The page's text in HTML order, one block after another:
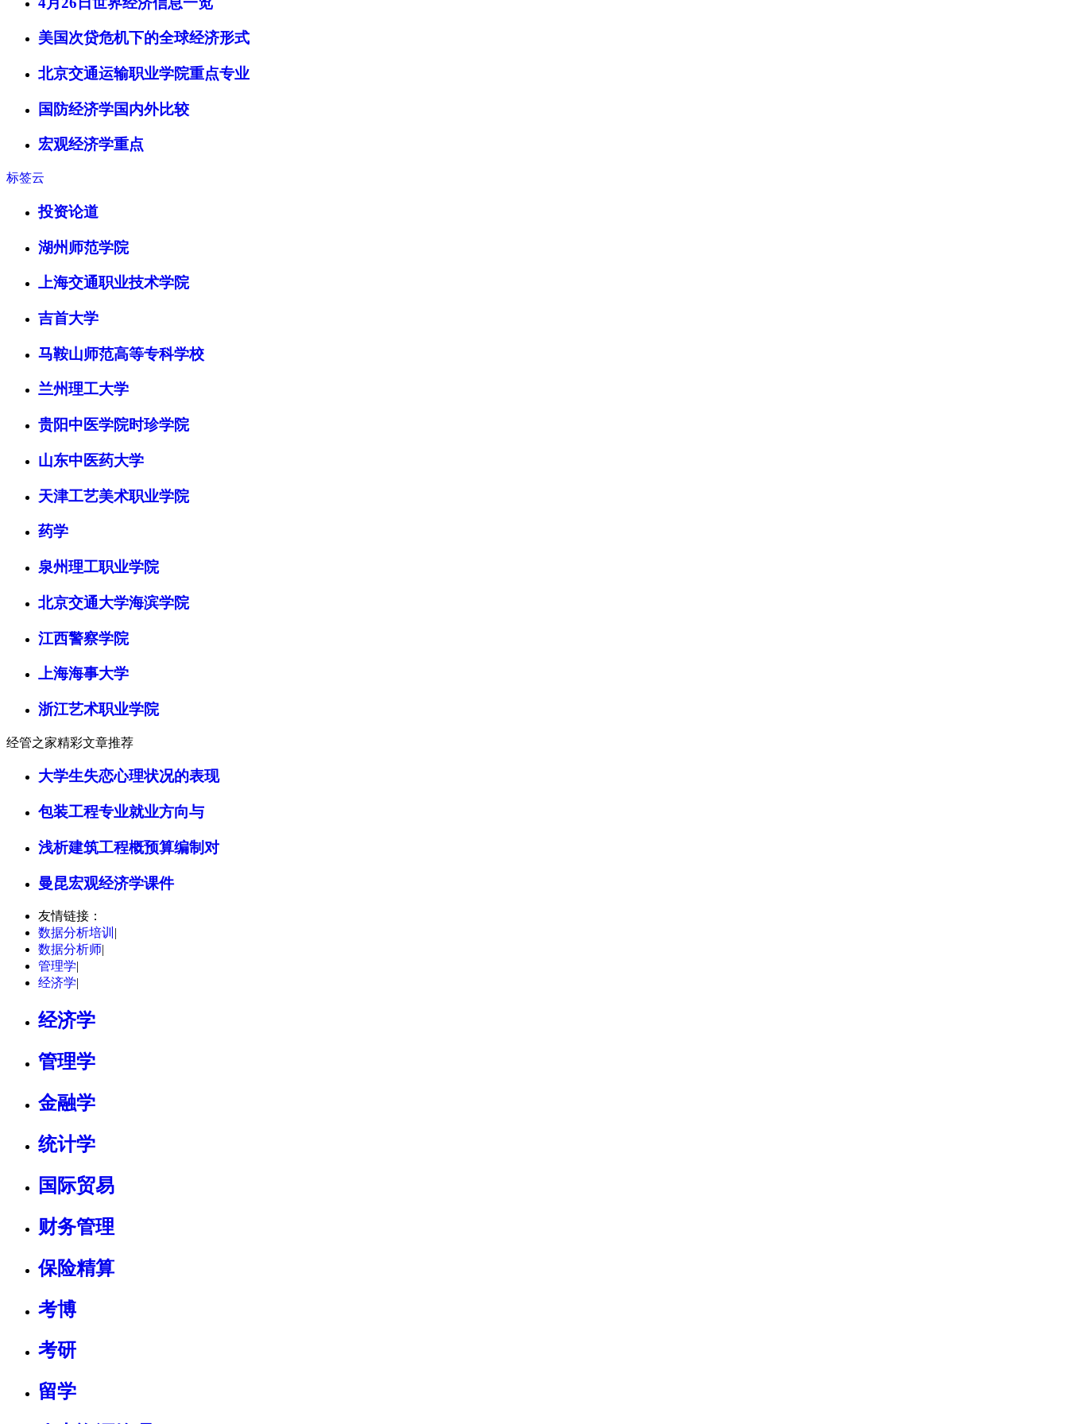
美国次贷危机下的全球经济形式
北京交通运输职业学院重点专业
国防经济学国内外比较
宏观经济学重点
标签云
投资论道
湖州师范学院
上海交通职业技术学院
吉首大学
马鞍山师范高等专科学校
兰州理工大学
贵阳中医学院时珍学院
山东中医药大学
天津工艺美术职业学院
药学
泉州理工职业学院
北京交通大学海滨学院
江西警察学院
上海海事大学
浙江艺术职业学院
经管之家精彩文章推荐
大学生失恋心理状况的表现
包装工程专业就业方向与
浅析建筑工程概预算编制对
曼昆宏观经济学课件
友情链接：
数据分析培训 |
数据分析师|
管理学|
经济学|
经济学
管理学
金融学
统计学
国际贸易
财务管理
保险精算
考博
考研
留学